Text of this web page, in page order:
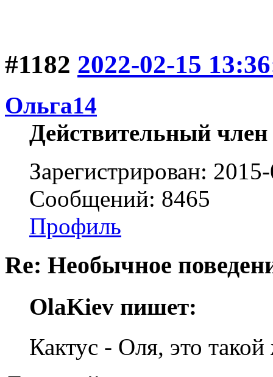
#1182 2022-02-15
Ольга14
Действительный член
Зарегистрирован:
Сообщений: 8465
Профиль
Re: Необычное
OlaKiev пишет:
Кактус - Оля, это такой